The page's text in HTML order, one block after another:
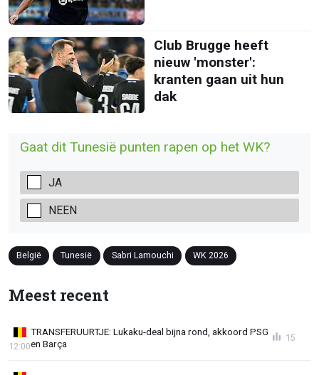
Club Brugge heeft
nieuw 'monster':
kranten gaan uit hun
dak
Gaat dit Tunesië punten rapen op het WK?
JA
NEEN
België Tunesië Sabri Lamouchi WK 2026
Meest recent
TRANSFERUURTJE: Lukaku-deal bijna rond, akkoord PSG
en Barça
12:00
15